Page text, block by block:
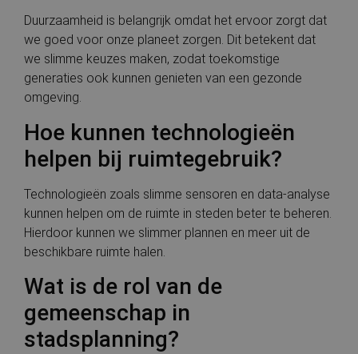
Duurzaamheid is belangrijk omdat het ervoor zorgt dat
we goed voor onze planeet zorgen. Dit betekent dat
we slimme keuzes maken, zodat toekomstige
generaties ook kunnen genieten van een gezonde
omgeving.
Hoe kunnen technologieën
helpen bij ruimtegebruik?
Technologieën zoals slimme sensoren en data-analyse
kunnen helpen om de ruimte in steden beter te beheren.
Hierdoor kunnen we slimmer plannen en meer uit de
beschikbare ruimte halen.
Wat is de rol van de
gemeenschap in
stadsplanning?